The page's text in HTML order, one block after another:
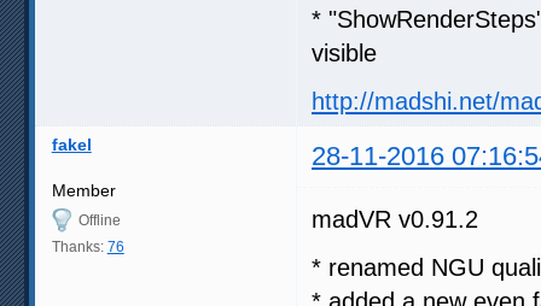
*
visible
http://madshi.net/
fakel 28-11-2016
Member
Offline
Thanks: 76
madVR v0.91.2
* renamed NGU